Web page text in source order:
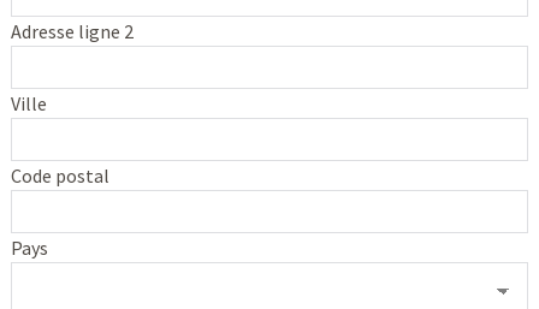
Adresse ligne 2
Ville
Code postal
Pays